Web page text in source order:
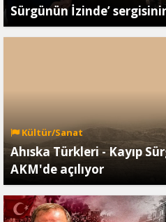
Sürgünün İzinde’
Kültür/Sanat
Ahıska Türkleri - Kayıp
AKM'de açılıyor